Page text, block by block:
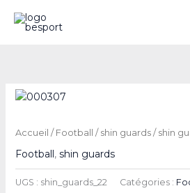
Accueil / Football / shin guards/ shin
Football , shin guards
UGS : shin_guards_22 Catégories :